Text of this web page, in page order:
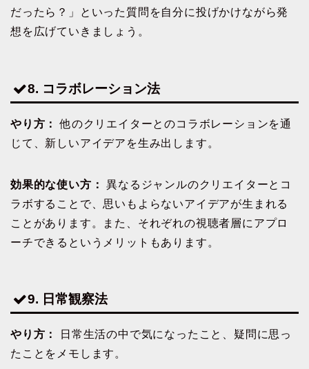
だったら？」といった質問を自分に投げかけながら発
想を広げていきましょう。
8. コラボレーション法
やり方：
他のクリエイターとのコラボレーションを通
じて、新しいアイデアを生み出します。
効果的な使い方：
異なるジャンルのクリエイターとコ
ラボすることで、思いもよらないアイデアが生まれる
ことがあります。また、それぞれの視聴者層にアプロ
ーチできるというメリットもあります。
9. 日常観察法
やり方：
日常生活の中で気になったこと、疑問に思っ
たことをメモします。